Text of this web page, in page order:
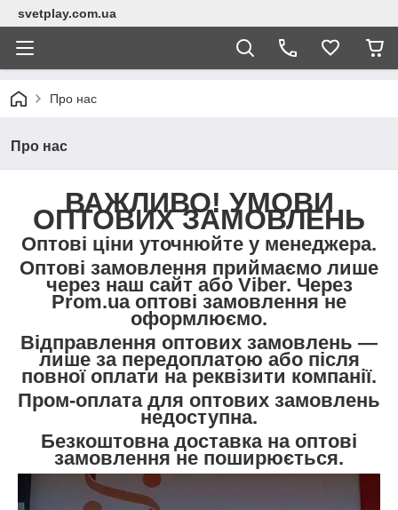
svetplay.com.ua
Про нас
Про нас
ВАЖЛИВО! УМОВИ
ОПТОВИХ ЗАМОВЛЕНЬ
Оптові ціни уточнюйте у менеджера.
Оптові замовлення приймаємо лише
через наш сайт або Viber. Через
Prom.ua оптові замовлення не
оформлюємо.
Відправлення оптових замовлень —
лише за передоплатою або після
повної оплати на реквізити компанії.
Пром-оплата для оптових замовлень
недоступна.
Безкоштовна доставка на оптові
замовлення не поширюється.